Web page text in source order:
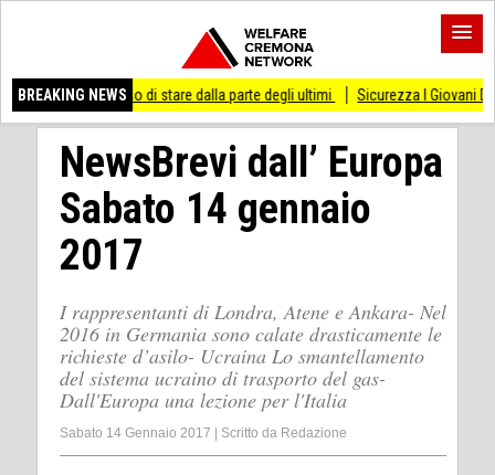
BREAKING NEWS
di stare dalla parte degli ultimi Sicurezza I Giovani Democratici
NewsBrevi dall’ Europa
Sabato 14 gennaio
2017
I rappresentanti di Londra, Atene e Ankara- Nel
2016 in Germania sono calate drasticamente le
richieste d’asilo- Ucraina Lo smantellamento
del sistema ucraino di trasporto del gas-
Dall'Europa una lezione per l'Italia
Sabato 14 Gennaio 2017 Scritto da Redazione